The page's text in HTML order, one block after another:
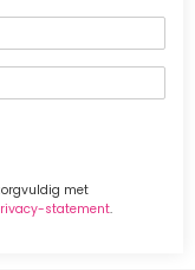
met
statement.